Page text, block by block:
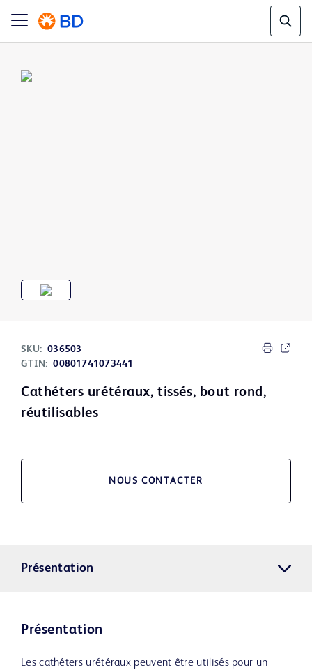
SKU: 036503
GTIN: 00801741073441
Cathéters urétéraux, tissés, bout rond,
réutilisables
NOUS CONTACTER
Présentation
Présentation
Les cathéters urétéraux peuvent être utilisés pour un